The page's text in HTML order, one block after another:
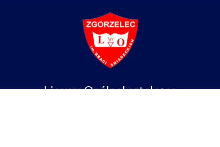
Liceum Ogólnokształcące